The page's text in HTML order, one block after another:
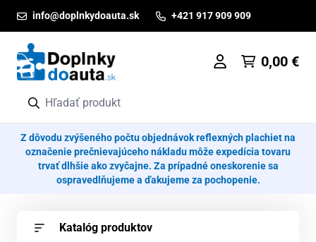
info@doplnkydoauta.sk +421 917 909 909
0,00 €
Z dôvodu zvýšeného počtu objednávok reflexných plachiet na
označenie prečnievajúceho nákladu môže expedícia tovaru
trvať dlhšie ako zvyčajne. Za prípadné oneskorenie sa
ospravedlňujeme a ďakujeme za pochopenie.
Katalóg produktov